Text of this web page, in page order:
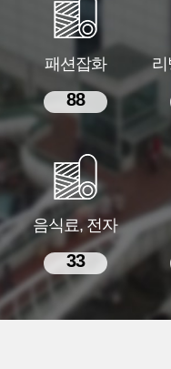
패션잡화
88
리
음식료, 전자
33